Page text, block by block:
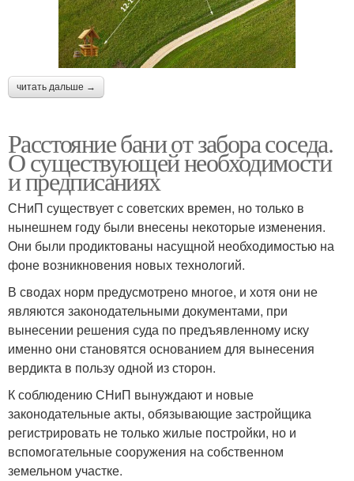
читать дальше →
Расстояние бани от забора соседа.
О существующей необходимости
и предписаниях
СНиП существует с советских времен, но только в
нынешнем году были внесены некоторые изменения.
Они были продиктованы насущной необходимостью на
фоне возникновения новых технологий.
В сводах норм предусмотрено многое, и хотя они не
являются законодательными документами, при
вынесении решения суда по предъявленному иску
именно они становятся основанием для вынесения
вердикта в пользу одной из сторон.
К соблюдению СНиП вынуждают и новые
законодательные акты, обязывающие застройщика
регистрировать не только жилые постройки, но и
вспомогательные сооружения на собственном
земельном участке.